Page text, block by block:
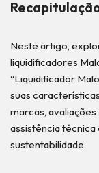
Neste artigo,
liquidificadores
“Liquidificador
suas
marcas,
assistência técnica
sustentabilidade.